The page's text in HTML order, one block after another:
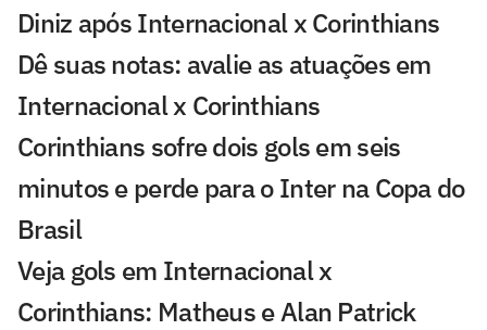
Diniz após Internacional x Corinthians
Dê suas notas: avalie as atuações em
Internacional x Corinthians
Corinthians sofre dois gols em seis
minutos e perde para o Inter na Copa do
Brasil
Veja gols em Internacional x
Corinthians: Matheus e Alan Patrick